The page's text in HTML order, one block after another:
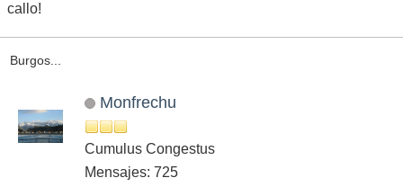
callo!
Burgos...
Monfrechu
Cumulus Congestus
Mensajes: 725